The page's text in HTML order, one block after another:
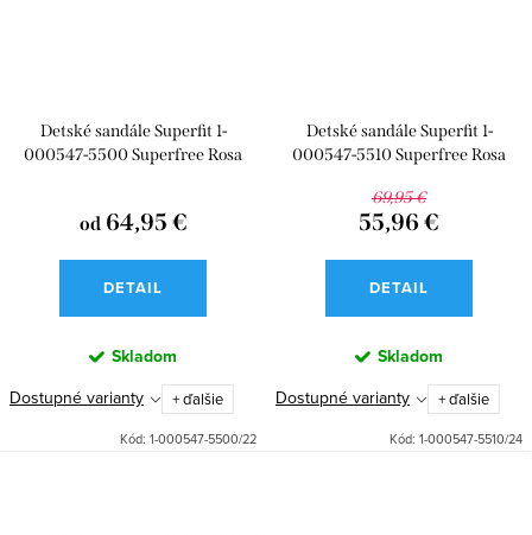
Detské sandále Superfit 1-
000547-5500 Superfree Rosa
od64,95 €
DETAIL
Skladom
Dostupné varianty + ďalšie
Kód: 1-000547-5500/22
Detské sandále Superfit 1-
000547-5510 Superfree Rosa
69,95 €
55,96 €
DETAIL
Skladom
Dostupné varianty + ďalšie
Kód: 1-000547-5510/24